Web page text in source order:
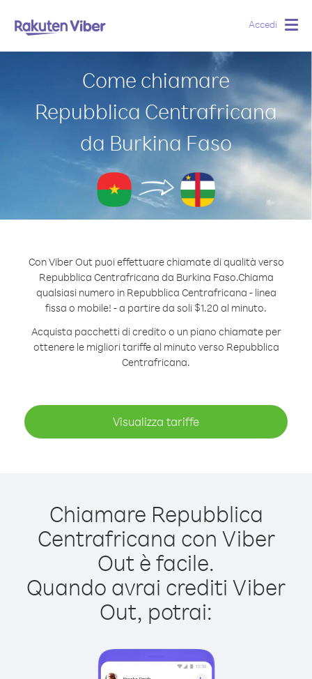
Accedi
Come chiamare
Repubblica Centrafricana
da Burkina Faso
Con Viber Out puoi effettuare chiamate di qualità verso
Repubblica Centrafricana da Burkina Faso.Chiama
qualsiasi numero in Repubblica Centrafricana - linea
fissa o mobile! - a partire da soli $1.20 al minuto.
Acquista pacchetti di credito o un piano chiamate per
ottenere le migliori tariffe al minuto verso Repubblica
Centrafricana.
Visualizza tariffe
Chiamare Repubblica
Centrafricana con Viber
Out è facile.
Quando avrai crediti Viber
Out, potrai: